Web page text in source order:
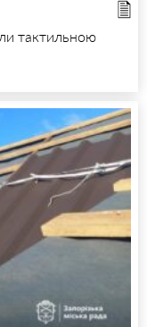
тактильною